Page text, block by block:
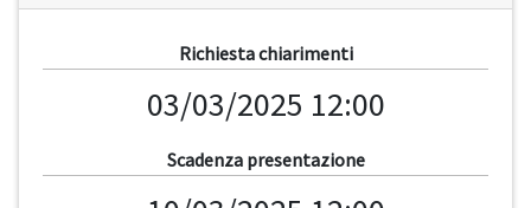
Richiesta chiarimenti
03/03/2025 12:00
Scadenza presentazione